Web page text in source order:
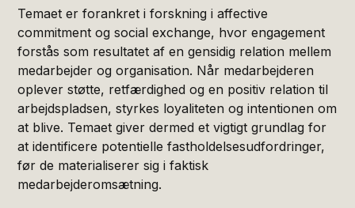
Temaet er forankret i forskning i affective
commitment og social exchange, hvor engagement
forstås som resultatet af en gensidig relation mellem
medarbejder og organisation. Når medarbejderen
oplever støtte, retfærdighed og en positiv relation til
arbejdspladsen, styrkes loyaliteten og intentionen om
at blive. Temaet giver dermed et vigtigt grundlag for
at identificere potentielle fastholdelsesudfordringer,
før de materialiserer sig i faktisk
medarbejderomsætning.